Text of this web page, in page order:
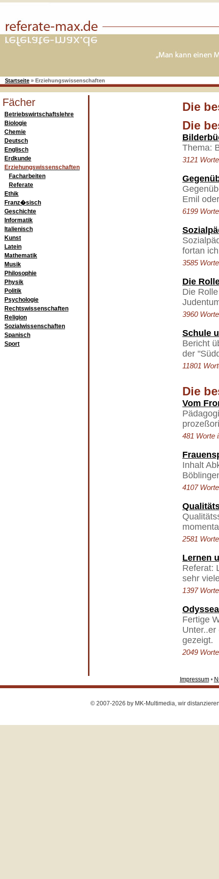
Startseite » Erziehungswissenschaften
Fächer
Betriebswirtschaftslehre
Biologie
Chemie
Deutsch
Englisch
Erdkunde
Erziehungswissenschaften
Facharbeiten
Referate
Ethik
Franz�sisch
Geschichte
Informatik
Italienisch
Kunst
Latein
Mathematik
Musik
Philosophie
Physik
Politik
Psychologie
Rechtswissenschaften
Religion
Sozialwissenschaften
Spanisch
Sport
Die
Die
Thema:
3121
Emil
6199
fortan
3585
Die
Die
3960
Schule
Bericht
der
11801
Die
Vom
481 Worte
Inhalt
4107
2581
Lernen
Referat:
sehr
1397
Fertige
gezeigt.
2049
Impressum•
© 2007-2026 by MK-Multimedia, wir